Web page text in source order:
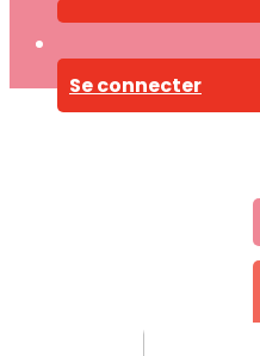
Se connecter